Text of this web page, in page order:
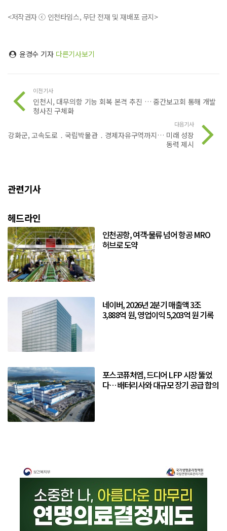
<저작권자 ⓒ 인천타임스, 무단 전재 및 재배포 금지>
윤경수 기자 다른기사보기
이전기사
인천시, 대무의항 기능 회복 본격 추진 … 중간보고회 통해 개발
청사진 구체화
다음기사
강화군, 고속도로 ․ 국립박물관 ․ 경제자유구역까지… 미래 성장
동력 제시
관련기사
헤드라인
인천공항, 여객·물류 넘어 항공 MRO
허브로 도약
네이버, 2026년 2분기 매출액 3조
3,888억 원, 영업이익 5,203억 원 기록
포스코퓨처엠, 드디어 LFP 시장 뚫었
다… 배터리사와 대규모 장기 공급 합의